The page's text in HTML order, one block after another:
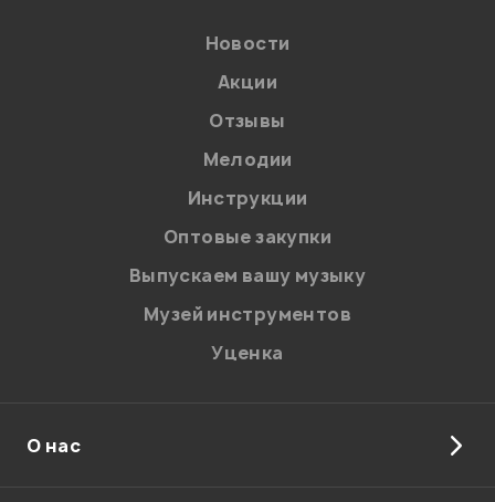
на обработку персональных данных в
Политикой в отношении обработки
персональных данных.
Введите проверочное число:
Отправить
Новости
Акции
Отзывы
Мелодии
Инструкции
Оптовые закупки
Выпускаем вашу музыку
Музей инструментов
Уценка
О нас